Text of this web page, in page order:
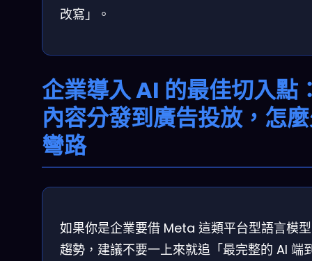
改寫」。
企業導入 AI 的最佳切入點
內容分發到廣告投放，怎
彎路
如果你是企業要借 Meta 這類平台型語言模
趨勢，建議不要一上來就追「最完整的 AI 端